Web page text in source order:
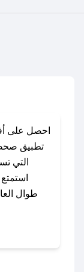
احصل على
تطبيق
التي
طوال
عيد
اليوم